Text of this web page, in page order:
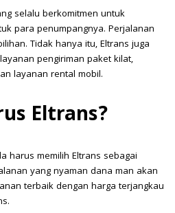
selalu berkomitmen untuk
para penumpangnya. Perjalanan
Tidak hanya itu, Eltrans juga
pengiriman paket kilat,
layanan rental mobil.
Eltrans?
harus memilih Eltrans sebagai
yang nyaman dana man akan
terbaik dengan harga terjangkau